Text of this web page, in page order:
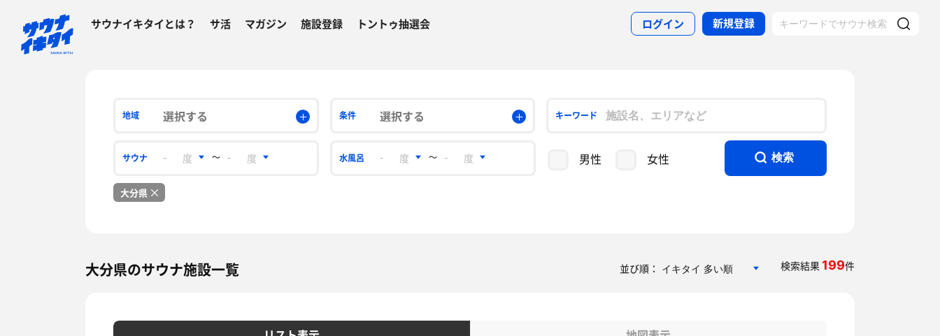
サウナイキタイとは？ サ活 マガジン 施設登録 トントゥ抽選会 ログイン 新規登録
地域 選択する 条件 選択する キーワード
サウナ 〜 水風呂 〜 男性 女性 検索
大分県
大分県のサウナ施設一覧 検索結果 199件
並び順：